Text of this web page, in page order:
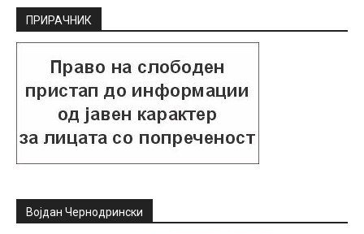
ПРИРАЧНИК
Војдан Чернодрински